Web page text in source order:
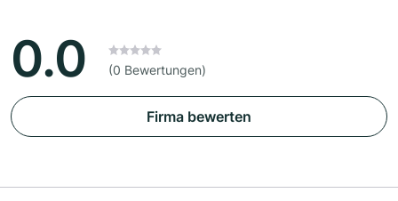
0.0 (0 Bewertungen)
Firma bewerten